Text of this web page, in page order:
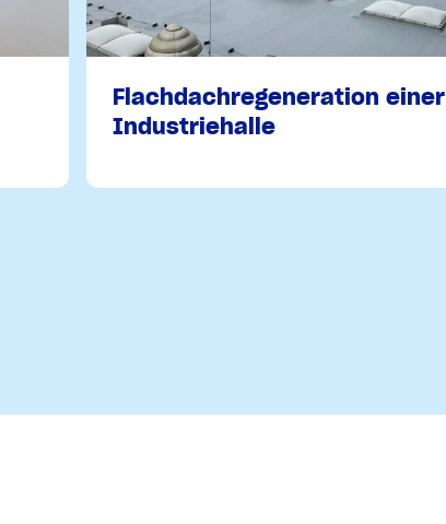
Flachdachregeneration einer
Industriehalle